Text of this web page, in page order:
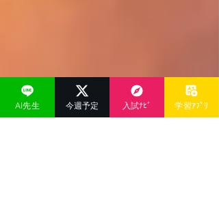
AI先生 今週予定 入試ﾅﾋﾞ 学習ｱﾌﾟﾘ